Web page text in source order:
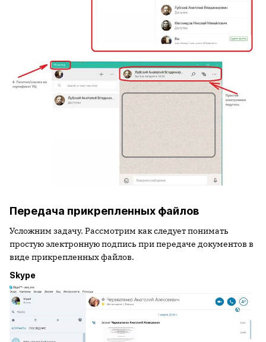
Передача прикрепленных файлов
Усложним задачу. Рассмотрим как следует понимать
простую электронную подпись при передаче документов в
виде прикрепленных файлов.
Skype